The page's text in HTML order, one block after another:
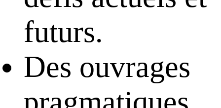
futurs.
Des ouvrages